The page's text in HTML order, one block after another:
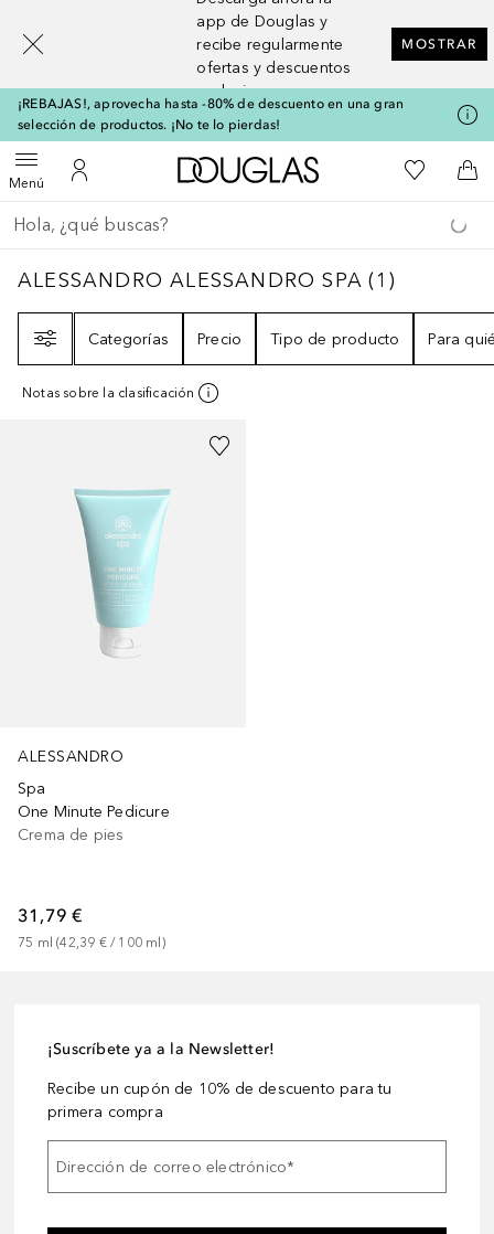
app de Douglas y
recibe regularmente
ofertas y descuentos
exclusivos
MOSTRAR
¡REBAJAS!, aprovecha hasta -80% de descuento en una gran
selección de productos. ¡No te lo pierdas!
MenúAbrir menúMi cuenta
A Douglas HomeMi lista de
A
Regresar
Ejecutar búsqueda
ALESSANDRO ALESSANDRO SPA 1
ALESSANDRO ALESSANDRO SPA (1 )
Categorías
Precio Tipo de producto Para
Notas sobre la clasificación
ALESSANDRO
Spa
One Minute Pedicure
Crema de pies
31,79 €
75 ml (42,39 € / 100 ml )
¡Suscríbete ya a la Newsletter!
Recibe un cupón de 10% de descuento para tu
primera compra
Dirección de correo electrónico*
[navigation.slideout.screenreader]